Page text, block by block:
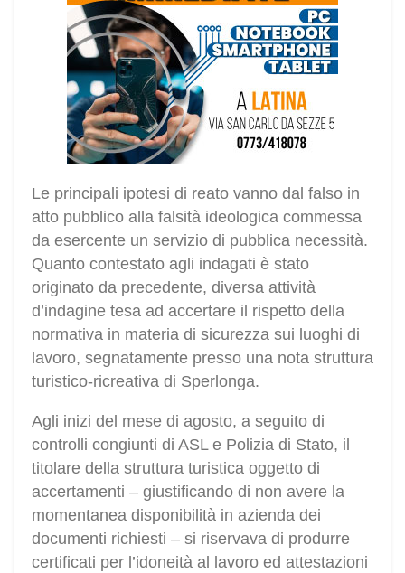
Le principali ipotesi di reato vanno dal falso in
atto pubblico alla falsità ideologica commessa
da esercente un servizio di pubblica necessità.
Quanto contestato agli indagati è stato
originato da precedente, diversa attività
d’indagine tesa ad accertare il rispetto della
normativa in materia di sicurezza sui luoghi di
lavoro, segnatamente presso una nota struttura
turistico-ricreativa di Sperlonga.
Agli inizi del mese di agosto, a seguito di
controlli congiunti di ASL e Polizia di Stato, il
titolare della struttura turistica oggetto di
accertamenti – giustificando di non avere la
momentanea disponibilità in azienda dei
documenti richiesti – si riservava di produrre
certificati per l’idoneità al lavoro ed attestazioni